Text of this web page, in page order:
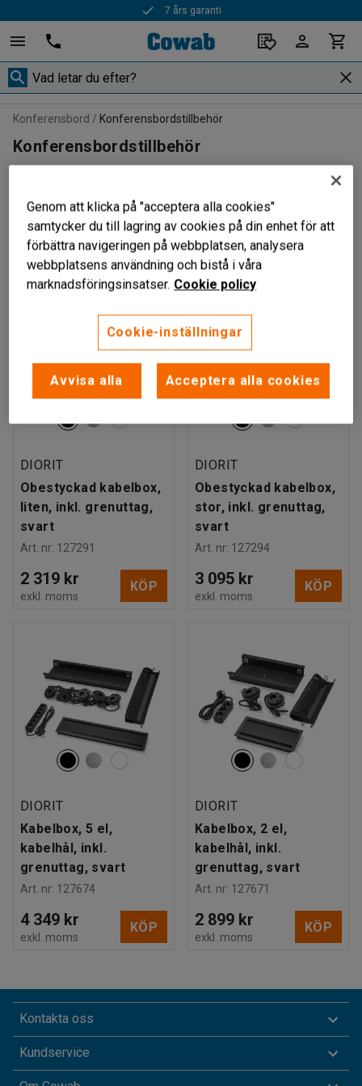
7 års garanti
Konferensbord Konferensbordstillbehör
Konferensbordstillbehör
Filtrera Sortera
4 produkter
DIORIT
Obestyckad kabelbox,
liten, inkl. grenuttag,
svart
Art. nr: 127291
2 319 kr
exkl. moms
KÖP
DIORIT
Obestyckad kabelbox,
stor, inkl. grenuttag,
svart
Art. nr: 127294
3 095 kr
exkl. moms
KÖP
DIORIT
Kabelbox, 5 el,
kabelhål, inkl.
grenuttag, svart
Art. nr: 127674
4 349 kr
exkl. moms
KÖP
DIORIT
Kabelbox, 2 el,
kabelhål, inkl.
grenuttag, svart
Art. nr: 127671
2 899 kr
exkl. moms
KÖP
Kontakta oss
Kundservice
Genom att klicka på "acceptera alla cookies"
samtycker du till lagring av cookies på din enhet för att
förbättra navigeringen på webbplatsen, analysera
webbplatsens användning och bistå i våra
marknadsföringsinsatser. Cookie policy
Cookie-inställningar
Avvisa alla Acceptera alla cookies